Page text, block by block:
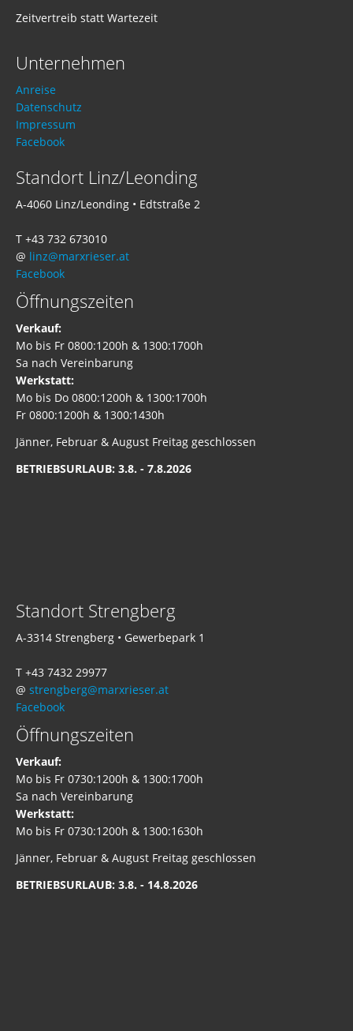
Zeitvertreib statt Wartezeit
Unternehmen
Anreise
Datenschutz
Impressum
Facebook
Standort Linz/Leonding
A-4060 Linz/Leonding • Edtstraße 2
T +43 732 673010
@ linz@marxrieser.at
Facebook
Öffnungszeiten
Verkauf:
Mo bis Fr 0800:1200h & 1300:1700h
Sa nach Vereinbarung
Werkstatt:
Mo bis Do 0800:1200h & 1300:1700h
Fr 0800:1200h & 1300:1430h
Jänner, Februar & August Freitag geschlossen
BETRIEBSURLAUB: 3.8. - 7.8.2026
Standort Strengberg
A-3314 Strengberg • Gewerbepark 1
T +43 7432 29977
@ strengberg@marxrieser.at
Facebook
Öffnungszeiten
Verkauf:
Mo bis Fr 0730:1200h & 1300:1700h
Sa nach Vereinbarung
Werkstatt:
Mo bis Fr 0730:1200h & 1300:1630h
Jänner, Februar & August Freitag geschlossen
BETRIEBSURLAUB: 3.8. - 14.8.2026